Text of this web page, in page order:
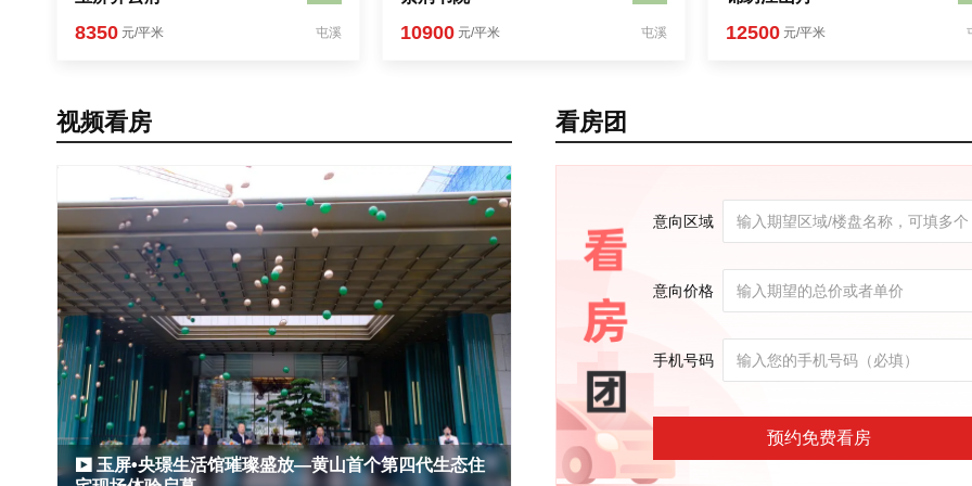
8350 元/平米 屯溪 10900 元/平米 屯溪 12500 元/平米
视频看房
玉屏•央璟生活馆璀璨盛放—黄山首个第四代生态住
看房团
意向区域
意向价格
手机号码
预约免费看房